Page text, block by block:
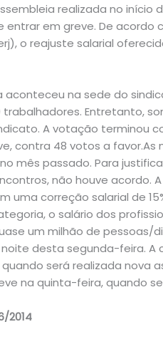
realizada no
entrar em greve. De acordo
o reajuste salarial
aconteceu na sede do
trabalhadores. Entretanto,
A votação terminou
contra 48 votos a
mês passado. Para
não houve acordo.
uma correção salarial de
o salário dos
um milhão de pessoas/
desta segunda-feira.
será realizada nova
na quinta-feira, quando
2014